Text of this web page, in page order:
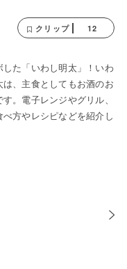
クリップ 12
た「いわし明太」！いわ
、主食としてもお酒のお
。電子レンジやグリル、
方やレシピなどを紹介し